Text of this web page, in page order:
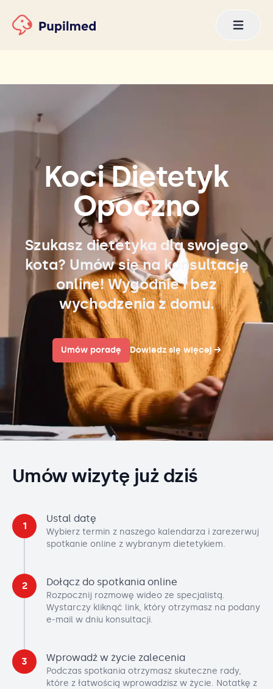
Koci Dietetyk
Opoczno
Szukasz dietetyka dla swojego
kota? Umów się na konsultację
online! Wygodnie i bez
wychodzenia z domu.
Umów poradę Dowiedz się więcej →
Umów wizytę już dziś
1
Ustal datę
Wybierz termin z naszego kalendarza i zarezerwuj
spotkanie online z wybranym dietetykiem.
2 Dołącz do spotkania online
Rozpocznij rozmowę wideo ze specjalistą.
Wystarczy kliknąć link, który otrzymasz na podany
e-mail w dniu konsultacji.
3 Wprowadź w życie zalecenia
Podczas spotkania otrzymasz skuteczne rady,
które z łatwością wprowadzisz w życie. Notatkę z